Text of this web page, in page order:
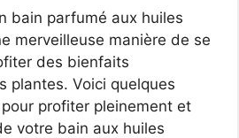
bain parfumé aux huiles
merveilleuse manière de se
des bienfaits
plantes. Voici quelques
profiter pleinement et
votre bain aux huiles